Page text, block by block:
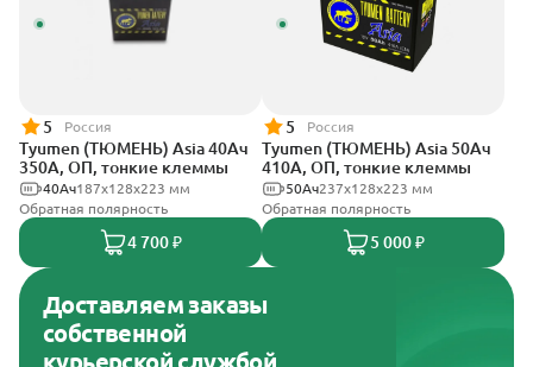
5 Россия
Tyumen (ТЮМЕНЬ) Asia 40Ач
350А, ОП, тонкие клеммы
187х128х223 мм
40Ач
Обратная полярность
4 700 ₽
5 Россия
Tyumen (ТЮМЕНЬ) Asia 50Ач
410А, ОП, тонкие клеммы
237х128х223 мм
50Ач
Обратная полярность
5 000 ₽
Доставляем заказы
собственной